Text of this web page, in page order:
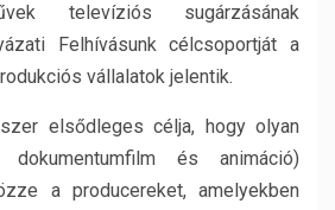
televíziós sugárzásának
Felhívásunk célcsoportját a
vállalatok jelentik.
elsődleges célja, hogy olyan
dokumentumfilm és animáció)
a producereket, amelyekben